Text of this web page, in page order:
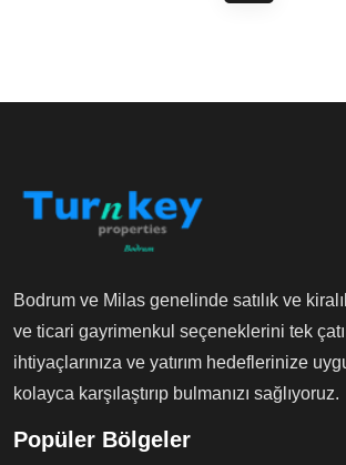
Bodrum ve Milas genelinde satılık ve
ve ticari gayrimenkul seçeneklerini tek
ihtiyaçlarınıza ve yatırım hedeflerinize
kolayca karşılaştırıp bulmanızı sağlıyoruz.
Popüler Bölgeler